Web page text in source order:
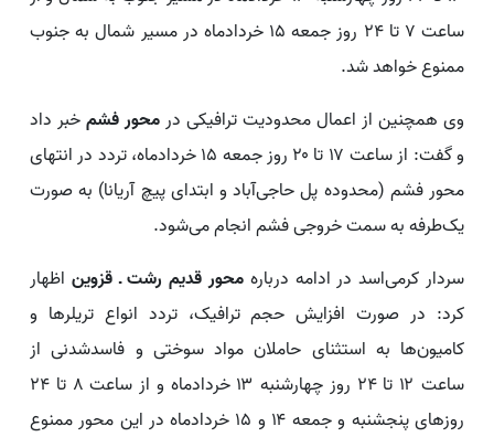
ساعت ۷ تا ۲۴ روز جمعه ۱۵ خردادماه در مسیر شمال به جنوب
ممنوع خواهد شد.
وی همچنین از اعمال محدودیت ترافیکی درمحور فشمخبر داد
و گفت: از ساعت ۱۷ تا ۲۰ روز جمعه ۱۵ خردادماه، تردد در انتهای
محور فشم (محدوده پل حاجی‌آباد و ابتدای پیچ آریانا) به صورت
یک‌طرفه به سمت خروجی فشم انجام می‌شود.
سردار کرمی‌اسد در ادامه درباره محور قدیم رشت ـ قزوین اظهار
کرد: در صورت افزایش حجم ترافیک، تردد انواع تریلرها و
کامیون‌ها به استثنای حاملان مواد سوختی و فاسدشدنی از
ساعت ۱۲ تا ۲۴ روز چهارشنبه ۱۳ خردادماه و از ساعت ۸ تا ۲۴
روزهای پنجشنبه و جمعه ۱۴ و ۱۵ خردادماه در این محور ممنوع